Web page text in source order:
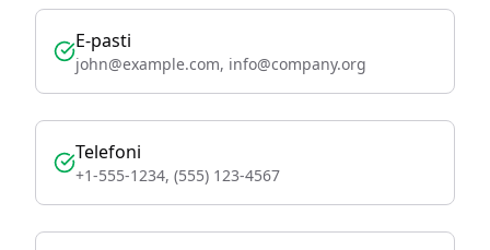
E-pasti
john@example.com, info@company.org
Telefoni
+1-555-1234, (555) 123-4567